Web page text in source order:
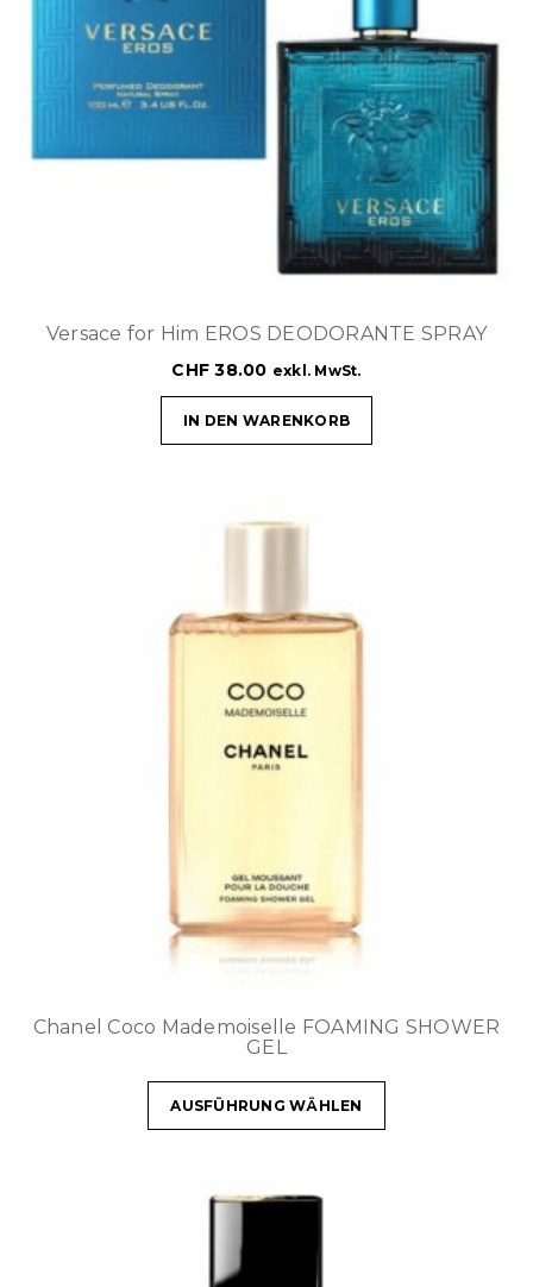
Versace for Him EROS DEODORANTE SPRAY
CHF 38.00 exkl. MwSt.
IN DEN WARENKORB
Chanel Coco Mademoiselle FOAMING SHOWER
GEL
AUSFÜHRUNG WÄHLEN